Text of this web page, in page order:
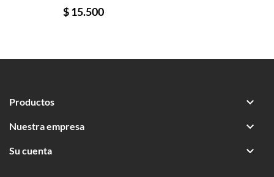
$ 15.500
Productos 
Nuestra empresa 
Su cuenta 